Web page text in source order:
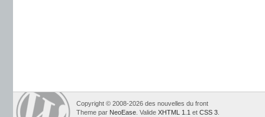
Copyright © 2008-2026 des nouvelles du front
Theme par NeoEase . Valide XHTML 1.1 et CSS 3